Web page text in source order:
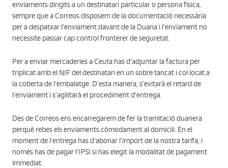
enviaments dirigits a un destinatari particular o persona física,
sempre que a Correos disposem de la documentació necessària
per a despatxar l’enviament davant de la Duana i l’enviament no
necessite passar cap control fronterer de seguretat.
Per a enviar mercaderies a Ceuta has d’adjuntar la factura per
triplicat amb el NIF del destinatari en un sobre tancat i col·locat a
la coberta de l’embalatge. D’esta manera, s’evitarà el retard de
l’enviament i s’agilitarà el procediment d’entrega.
Des de Correos ens encarregarem de fer la tramitació duanera
perquè rebes els enviaments còmodament al domicili. En el
moment de l’entrega has d’abonar l’import de la nostra tarifa, i
només has de pagar l’IPSI si has elegit la modalitat de pagament
immediat.